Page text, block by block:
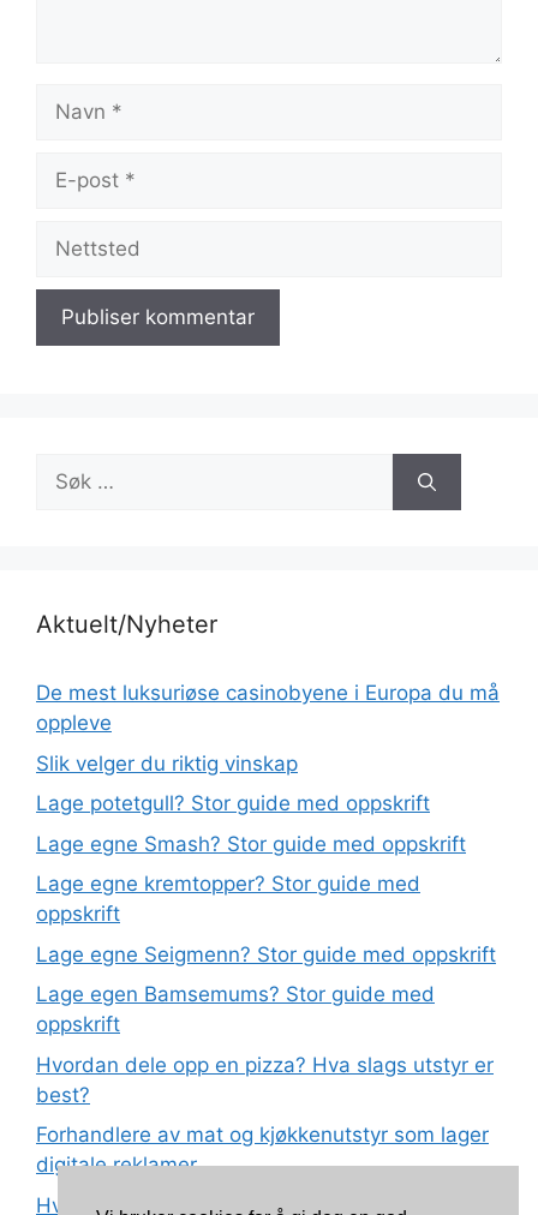
Navn
Nettsted
Søk
etter:
Aktuelt/Nyheter
De mest luksuriøse casinobyene i Europa du må
oppleve
Slik velger du riktig vinskap
Lage potetgull? Stor guide med oppskrift
Lage egne Smash? Stor guide med oppskrift
Lage egne kremtopper? Stor guide med
oppskrift
Lage egne Seigmenn? Stor guide med oppskrift
Lage egen Bamsemums? Stor guide med
oppskrift
Hvordan dele opp en pizza? Hva slags utstyr er
best?
Forhandlere av mat og kjøkkenutstyr som lager
digitale reklamer
Hva betyr det at plast har matkvalitet?